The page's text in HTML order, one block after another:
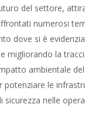
del settore,
numerosi
dove si è
la
ambientale
le
sicurezza nelle